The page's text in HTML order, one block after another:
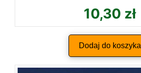
10,30 zł
Dodaj do koszyka